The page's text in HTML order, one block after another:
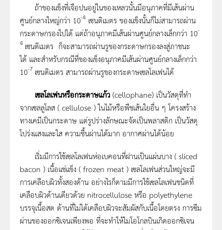
ถ้าของแข็งที่เจือปนอยู่ในของเหลวนั้นมีอนุภาคที่มีเส้นผ่าน
ศูนย์กลางใหญ่กว่า 10-4 เซนติเมตร ของแข็งนั้นก็ไม่สามารถผ่าน
กระดาษกรองไปได้ แต่ถ้าอนุภาคมีเส้นผ่านศูนย์กลางเล็กกว่า 10-
4 เซนติเมตร ก็จะสามารถผ่านรูของกระดาษกรองลงสู่ภาชนะ
ได้ และสำหรับกรณีที่ของแข็งอนุภาคมีเส้นผ่านศูนย์กลางเล็กกว่า
10-7 เซนติเมตร สามารถผ่านรูของกระดาษเซลโลเฟนได้
เซลโลเฟนหรือกระดาษแก้ว (cellophane) เป็นวัสดุที่ทำ
จากเซลลูโลส ( cellulose ) ในไม้หรือพืชเส้นใยอื่น ๆ โครงสร้าง
ทางเคมีเป็นกระดาษ แต่รูปร่างลักษณะจัดเป็นพลาสติก เป็นวัสดุ
โปร่งแสงและใส ความชื้นผ่านได้มาก อากาศผ่านได้น้อย
เริ่มมีการใช้เซลโลเฟนห่อเบคอนที่ฝานเป็นแผ่นบาง ( sliced
bacon ) เนื้อแช่แข็ง ( frozen meat ) เซลโลเฟนส่วนใหญ่จะมี
การเคลือบผิวทั้งสองด้าน อย่างไรก็ตามมีการใช้เซลโลเฟนชนิดที่
เคลือบผิวด้านเดียวด้วย nitrocellulose หรือ polyethylene
บรรจุเนื้อสด ด้านที่ไม่ได้เคลือบผิวจะสัมผัสกับเนื้อโดยตรง การซึม
ผ่านของออกซิเจนเพียงพอ ที่จะทำให้ไมโอโกลบินเกิดออกซิเจน